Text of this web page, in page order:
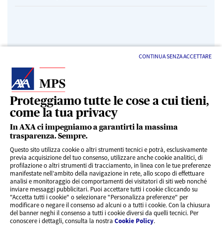
Proteggiamo tutte le cose a cui tieni,
come la tua privacy
In AXA ci impegniamo a garantirti la massima
trasparenza. Sempre.
Questo sito utilizza cookie o altri strumenti tecnici e potrà, esclusivamente
previa acquisizione del tuo consenso, utilizzare anche cookie analitici, di
profilazione o altri strumenti di tracciamento, in linea con le tue preferenze
manifestate nell’ambito della navigazione in rete, allo scopo di effettuare
analisi e monitoraggio dei comportamenti dei visitatori di siti web nonché
inviare messaggi pubblicitari. Puoi accettare tutti i cookie cliccando su
"Accetta tutti i cookie" o selezionare "Personalizza preferenze" per
modificare o negare il consenso ad alcuni o a tutti i cookie. Con la chiusura
del banner neghi il consenso a tutti i cookie diversi da quelli tecnici. Per
conoscere i dettagli, consulta la nostra Cookie Policy.
CONTINUA SENZA ACCETTARE
LINK UTILI
SERVIZI AL CLIENTE
CHI SIAMO
CONTATTI